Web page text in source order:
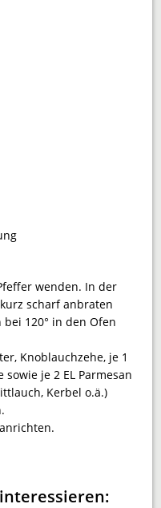
wenden. In der
scharf anbraten
120° in den Ofen
Knoblauchzehe, je 1
je 2 EL Parmesan
Kerbel o.ä.)